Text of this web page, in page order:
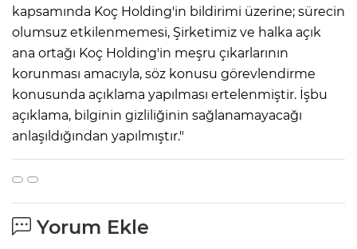
kapsamında Koç Holding'in bildirimi üzerine; sürecin
olumsuz etkilenmemesi, Şirketimiz ve halka açık
ana ortağı Koç Holding'in meşru çıkarlarının
korunması amacıyla, söz konusu görevlendirme
konusunda açıklama yapılması ertelenmiştir. İşbu
açıklama, bilginin gizliliğinin sağlanamayacağı
anlaşıldığından yapılmıştır."
Yorum Ekle